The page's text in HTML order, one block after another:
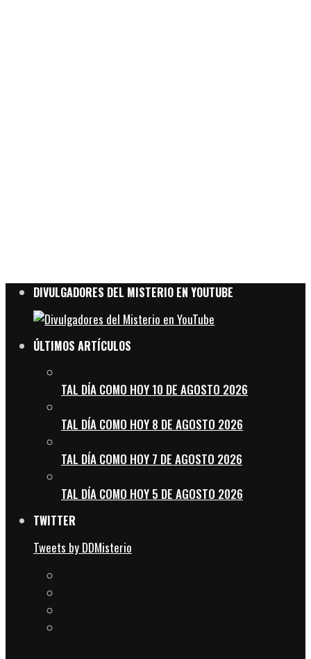
DIVULGADORES DEL MISTERIO EN YOUTUBE
ÚLTIMOS ARTÍCULOS
TAL DÍA COMO HOY 10 DE AGOSTO 2026
TAL DÍA COMO HOY 8 DE AGOSTO 2026
TAL DÍA COMO HOY 7 DE AGOSTO 2026
TAL DÍA COMO HOY 5 DE AGOSTO 2026
TWITTER
Tweets by DDMisterio